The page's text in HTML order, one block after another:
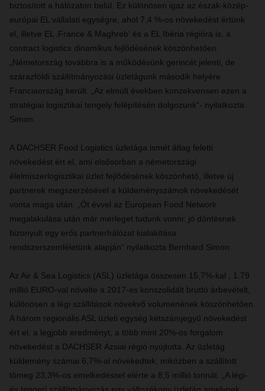
biztosított a hálózaton belül. Ez különösen igaz az észak-közép-
európai EL vállalati egységre, ahol 7,4 %-os növekedést értünk
el, illetve EL ‚France & Maghreb‘ és a EL Ibéria régióra is, a
contract logistics dinamikus fejlődésének köszönhetően.
„Németország továbbra is a működésünk gerincét jelenti, de
szárazföldi szállítmányozási üzletágunk második helyére
Franciaország került. „Az elmúlt években konzekvensen ezen a
stratégiai logisztikai tengely felépítésén dolgozunk“- nyilatkozta
Simon.
A DACHSER Food Logistics üzletága ismét átlag feletti
növekedést ért el, ami elsősorban a németországi
élelmiszerlogisztikai üzlet fejlődésének köszönhető, illetve új
partnerek megszerzésével a küldeményszámok növekedését
vonta maga után. „Öt évvel az European Food Network
megalakulása után már mérleget tudunk vonni: jó döntésnek
bizonyult egy erős partnerhálózat kialakítása
rendszerszemléletünk alapján“ nyilatkozta Bernhard Simon.
Az Air & Sea Logistics (ASL) üzletága összesen 15,7%-kal , 1.79
millió EURO-val növelte a 2017-es konszolidált bruttó árbevételt,
különösen a légi szállítások növekvő volumenének köszönhetően.
A három regionális ASL üzleti egység kétszámjegyű növekedést
ért el, a legjobb eredményt, a több mint 20%-os forgalom
növekedést a DACHSER Ázsiai régió nyújtotta. Az üzletág
küldemény számai 6,7%-al növekedtek, miközben a szállított
tömeg 23,3%-os emelkedéssel elérte a 8,5 millió tonnát. „A légi-